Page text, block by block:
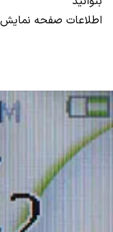
اطلاعات صفحه